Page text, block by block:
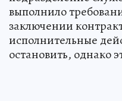
выполнило
заключении
исполнительные
остановить, однако